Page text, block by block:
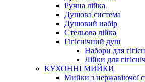
Ручна лійка
Душова система
Душовий набір
Стельова лійка
Гігієнічний душ
Набори для
Лійки для
КУХОННІ МИЙКИ
Мийки з нержавіючої